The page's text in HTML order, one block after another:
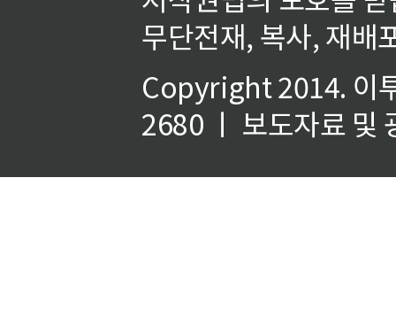
무단전재, 복사, 재배
Copyright 2014. 이
2680 ㅣ 보도자료